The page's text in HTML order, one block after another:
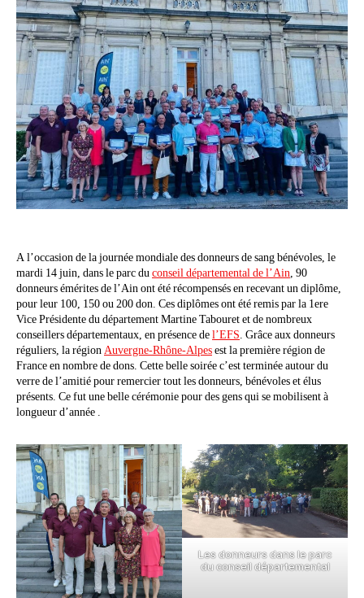
A l’occasion de la journée mondiale des donneurs de sang bénévoles, le
mardi 14 juin, dans le parc duconseil départemental de l’Ain, 90
donneurs émérites de l’Ain ont été récompensés en recevant un diplôme,
pour leur 100, 150 ou 200 don. Ces diplômes ont été remis par la 1ere
Vice Présidente du département Martine Tabouret et de nombreux
conseillers départementaux, en présence del’EFS. Grâce aux donneurs
réguliers, la régionAuvergne-Rhône-Alpesest la première région de
France en nombre de dons. Cette belle soirée c’est terminée autour du
verre de l’amitié pour remercier tout les donneurs, bénévoles et élus
présents. Ce fut une belle cérémonie pour des gens qui se mobilisent à
longueur d’année .
Les donneurs dans le parc
du conseil départemental